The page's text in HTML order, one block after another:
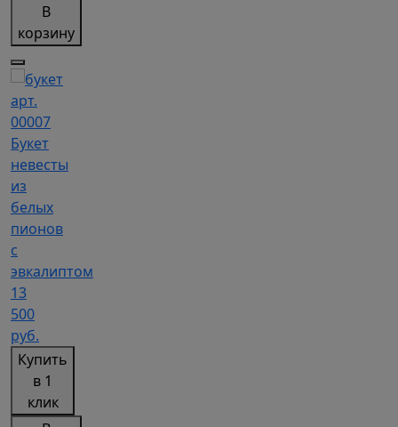
В
корзину
арт.
00007
Букет
невесты
из
белых
пионов
с
эвкалиптом
13
500
руб.
Купить
в 1
клик